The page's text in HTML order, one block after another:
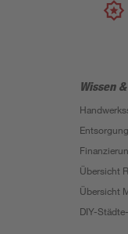
Wissen
Übersicht
Übersicht
DIY-